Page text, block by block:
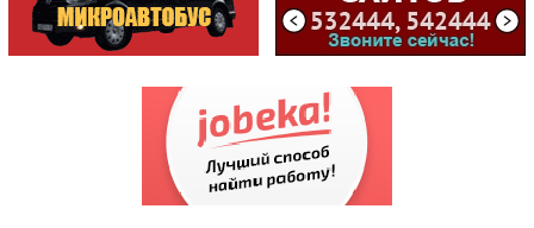
ЦЕНТР
(198803)
АСТЫКЖАН /СУПЕРМАР...
(171382)
СПЕЦИАЛИЗИРОВАННЫЙ...
(144041)
НАЛОГОВОЕ УПРАВЛЕН...
(135790)
КИНОТЕАТР КАЗАХСТАН
(121345)